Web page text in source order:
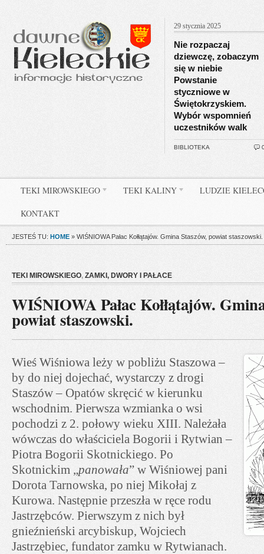
29 stycznia 2025
Nie rozpaczaj
dziewczę, zobaczym
się w niebie
Powstanie
styczniowe w
Świętokrzyskiem.
Wybór wspomnień
uczestników walk
BIBLIOTEKA
TEKI MIROWSKIEGO TEKI KALINY LUDZIE
KONTAKT
JESTEŚ TU: HOME » WIŚNIOWA Pałac Kołłątajów. Gmina Staszów, powiat staszowski.
TEKI MIROWSKIEGO, ZAMKI, DWORY I PAŁACE
WIŚNIOWA Pałac Kołłątajów.
powiat staszowski.
Wieś Wiśniowa leży w pobliżu Staszowa –
by do niej dojechać, wystarczy z drogi
Staszów – Opatów skręcić w kierunku
wschodnim. Pierwsza wzmianka o wsi
pochodzi z 2. połowy wieku XIII. Należała
wówczas do właściciela Bogorii i Rytwian –
Piotra Bogorii Skotnickiego. Po
Skotnickim „panowała” w Wiśniowej pani
Dorota Tarnowska, po niej Mikołaj z
Kurowa. Następnie przeszła w ręce rodu
Jastrzębców. Pierwszym z nich był
gnieźnieński arcybiskup, Wojciech
Jastrzębiec, fundator zamku w Rytwianach.